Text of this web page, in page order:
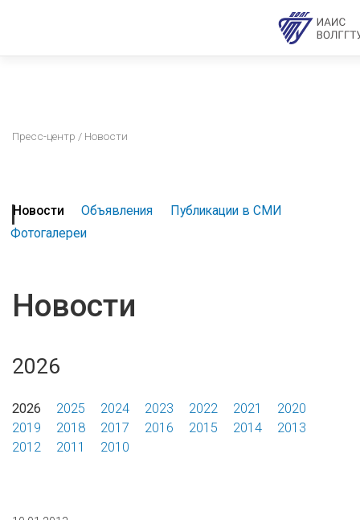
Пресс-центр / Новости
Новости Объявления
Публикации в СМИ
Фотогалереи
Новости
2026
2026 2025 2024 2023 2022 2021
2020
2019
2018 2017 2016 2015 2014
2013
2012
2011 2010